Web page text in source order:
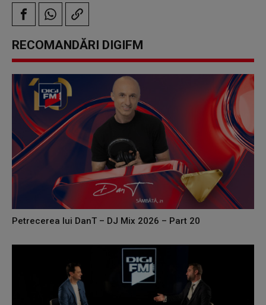
RECOMANDĂRI DIGIFM
Petrecerea lui DanT – DJ Mix 2026 – Part 20